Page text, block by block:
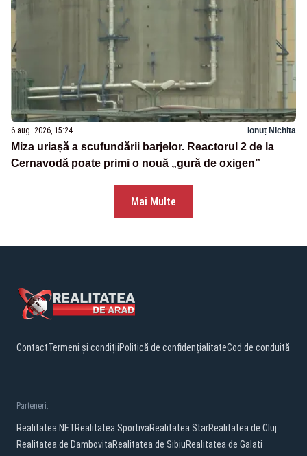
6 aug. 2026, 15:24 Ionuț Nichita
Miza uriașă a scufundării barjelor. Reactorul 2 de la
Cernavodă poate primi o nouă „gură de oxigen”
Mai Multe
ContactTermeni și condițiiPolitică de confidențialitateCod de conduită
Parteneri:
Realitatea.NETRealitatea SportivaRealitatea StarRealitatea de Cluj
Realitatea de DambovitaRealitatea de SibiuRealitatea de Galati